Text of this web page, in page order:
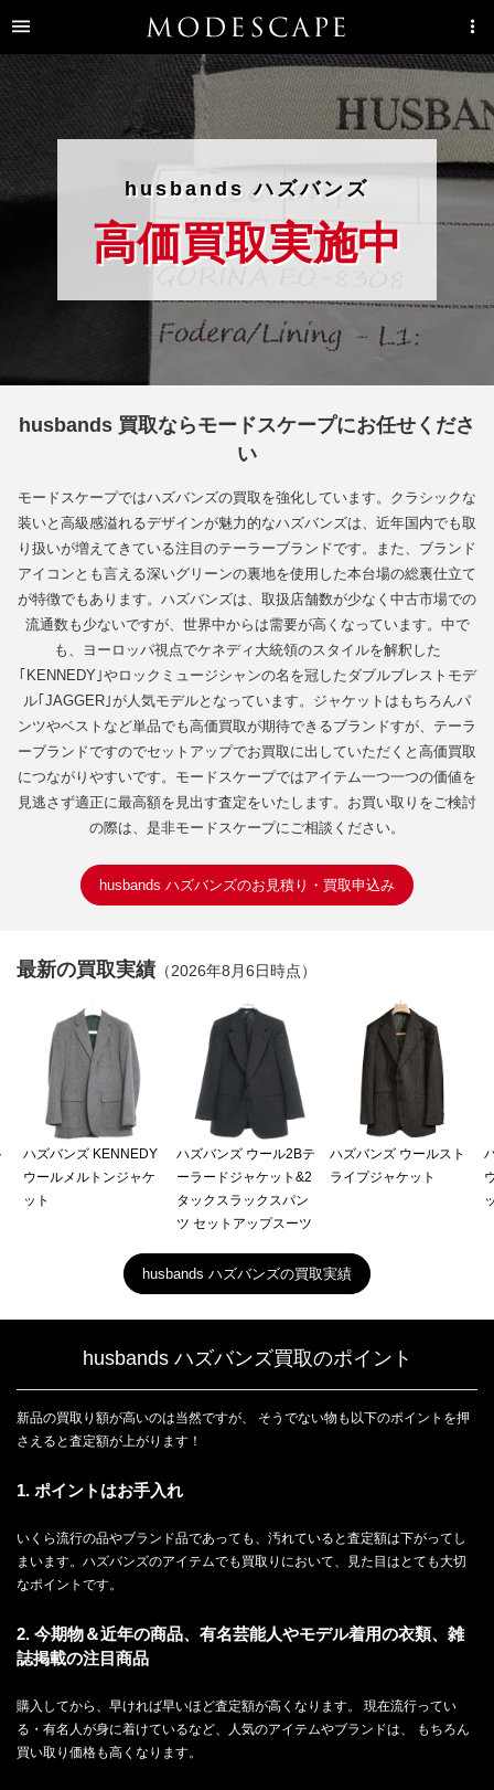
husbands ハズバンズ
高価買取実施中
husbands 買取ならモードスケープにお任せくださ
い
モードスケープではハズバンズの買取を強化しています。クラシックな
装いと高級感溢れるデザインが魅力的なハズバンズは、近年国内でも取
り扱いが増えてきている注目のテーラーブランドです。また、ブランド
アイコンとも言える深いグリーンの裏地を使用した本台場の総裏仕立て
が特徴でもあります。ハズバンズは、取扱店舗数が少なく中古市場での
流通数も少ないですが、世界中からは需要が高くなっています。中で
も、ヨーロッパ視点でケネディ大統領のスタイルを解釈した
｢KENNEDY｣やロックミュージシャンの名を冠したダブルブレストモデ
ル｢JAGGER｣が人気モデルとなっています。ジャケットはもちろんパ
ンツやベストなど単品でも高価買取が期待できるブランドすが、テーラ
ーブランドですのでセットアップでお買取に出していただくと高価買取
につながりやすいです。モードスケープではアイテム一つ一つの価値を
見逃さず適正に最高額を見出す査定をいたします。お買い取りをご検討
の際は、是非モードスケープにご相談ください。
husbands ハズバンズのお見積り・買取申込み
最新の買取実績 （2026年8月6日時点）
ハズバンズ KENNEDY
ウールメルトンジャケ
ット
ハズバンズ ウール2Bテ
ーラードジャケット&2
タックスラックスパン
ツ セットアップスーツ
ハズバンズ ウールスト
ライプジャケット
husbands ハズバンズの買取実績
husbands ハズバンズ買取のポイント
新品の買取り額が高いのは当然ですが、 そうでない物も以下のポイントを押
さえると査定額が上がります！
1. ポイントはお手入れ
いくら流行の品やブランド品であっても、汚れていると査定額は下がってし
まいます。ハズバンズのアイテムでも買取りにおいて、見た目はとても大切
なポイントです。
2. 今期物＆近年の商品、有名芸能人やモデル着用の衣類、雑
誌掲載の注目商品
購入してから、早ければ早いほど査定額が高くなります。 現在流行ってい
る・有名人が身に着けているなど、人気のアイテムやブランドは、 もちろん
買い取り価格も高くなります。